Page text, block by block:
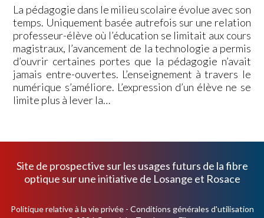
La pédagogie dans le milieu scolaire évolue avec son
temps. Uniquement basée autrefois sur une relation
professeur-élève où l’éducation se limitait aux cours
magistraux, l’avancement de la technologie a permis
d’ouvrir certaines portes que la pédagogie n’avait
jamais entre-ouvertes. L’enseignement à travers le
numérique s’améliore. L’expression d’un élève ne se
limite plus à lever la…
Site de prospective sur les usages futurs de la fibre
optique sur une initiative de Losange et Rosace
Politique relative à la vie privée- Conditions générales d'utilisation